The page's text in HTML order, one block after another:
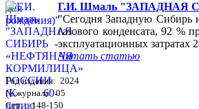
Г.И. Шмаль "ЗАПАДНАЯ
"Сегодня Западную Сибирь
газового конденсата, 92 %
эксплуатационных затратах
Читать статью
Год издания: 2024
№ журнала: 05
Стр. : 148-150